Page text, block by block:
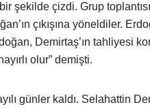
şekilde çizdi. Grup
çıkışına yöneldiler.
Demirtaş’ın tahliyesi
olur” demişti.
günler kaldı. Selahattin